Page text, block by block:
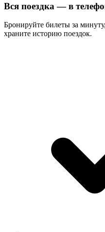
Вся поездка — в
Бронируйте билеты за
храните историю поездок.